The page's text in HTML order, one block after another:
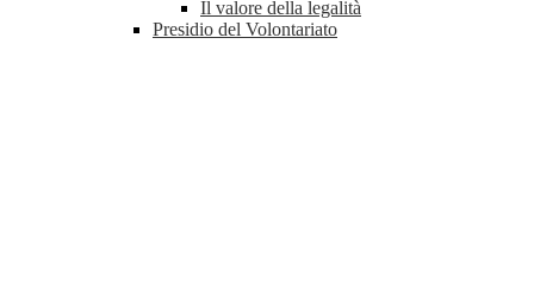
Il valore della legalità
Presidio del Volontariato